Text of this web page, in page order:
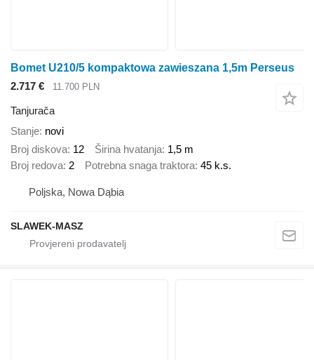
Bomet U210/5 kompaktowa zawieszana 1,5m Perseus
2.717 €
11.700 PLN
Tanjurača
Stanje novi
Broj diskova 12 Širina hvatanja 1,5 m
Broj redova 2 Potrebna snaga traktora 45 k.s.
Poljska, Nowa Dąbia
SLAWEK-MASZ